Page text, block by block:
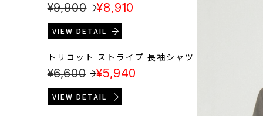
¥9,900 ¥8,910
VIEW DETAIL
トリコット ストライプ 長袖シャツ
¥6,600 ¥5,940
VIEW DETAIL